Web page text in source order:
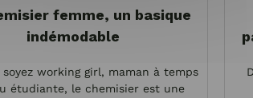
femme, un basique
indémodable
soyez working girl, maman à temps
étudiante, le chemisier est une